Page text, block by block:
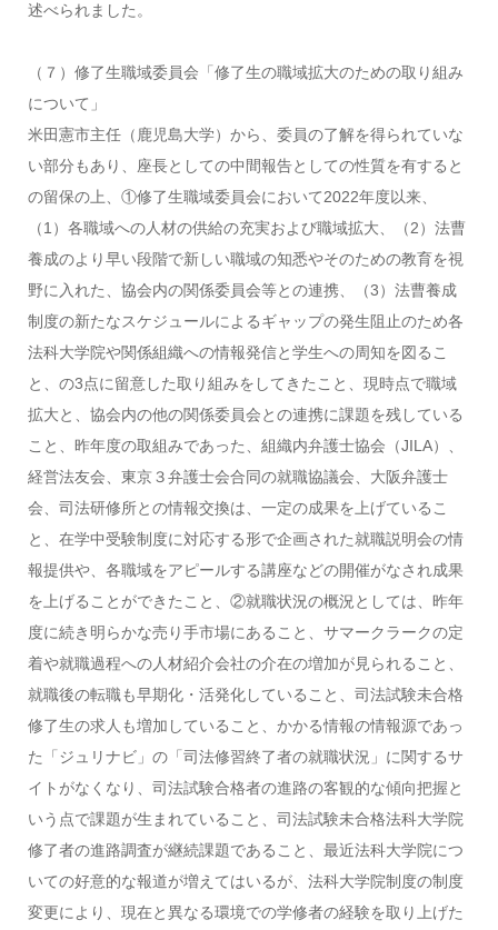
述べられました。
（７）修了生職域委員会「修了生の職域拡大のための取り組み
について」
米田憲市主任（鹿児島大学）から、委員の了解を得られていな
い部分もあり、座長としての中間報告としての性質を有すると
の留保の上、①修了生職域委員会において2022年度以来、
（1）各職域への人材の供給の充実および職域拡大、（2）法曹
養成のより早い段階で新しい職域の知悉やそのための教育を視
野に入れた、協会内の関係委員会等との連携、（3）法曹養成
制度の新たなスケジュールによるギャップの発生阻止のため各
法科大学院や関係組織への情報発信と学生への周知を図るこ
と、の3点に留意した取り組みをしてきたこと、現時点で職域
拡大と、協会内の他の関係委員会との連携に課題を残している
こと、昨年度の取組みであった、組織内弁護士協会（JILA）、
経営法友会、東京３弁護士会合同の就職協議会、大阪弁護士
会、司法研修所との情報交換は、一定の成果を上げているこ
と、在学中受験制度に対応する形で企画された就職説明会の情
報提供や、各職域をアピールする講座などの開催がなされ成果
を上げることができたこと、②就職状況の概況としては、昨年
度に続き明らかな売り手市場にあること、サマークラークの定
着や就職過程への人材紹介会社の介在の増加が見られること、
就職後の転職も早期化・活発化していること、司法試験未合格
修了生の求人も増加していること、かかる情報の情報源であっ
た「ジュリナビ」の「司法修習終了者の就職状況」に関するサ
イトがなくなり、司法試験合格者の進路の客観的な傾向把握と
いう点で課題が生まれていること、司法試験未合格法科大学院
修了者の進路調査が継続課題であること、最近法科大学院につ
いての好意的な報道が増えてはいるが、法科大学院制度の制度
変更により、現在と異なる環境での学修者の経験を取り上げた